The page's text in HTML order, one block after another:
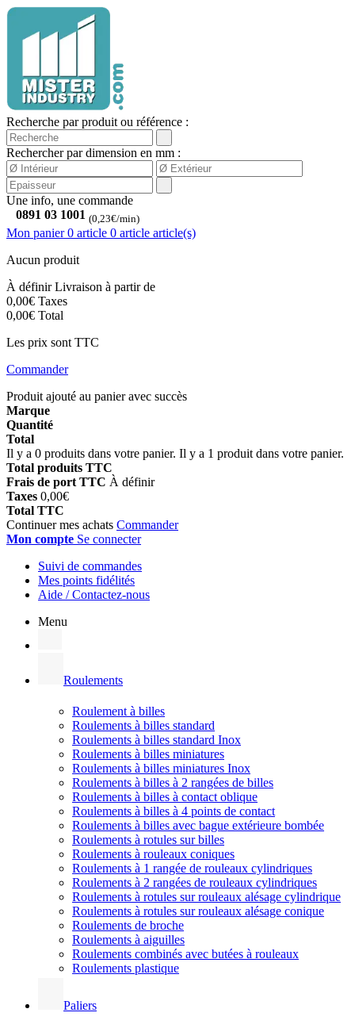
Recherche par produit ou référence :
Rechercher par dimension en mm :
Une info, une commande
0891 03 1001 (0,23€/min)
Mon panier 0 article 0 article article(s)
Aucun produit
À définirLivraison à partir de
0,00€ Taxes
0,00€ Total
Les prix sont TTC
Commander
Produit ajouté au panier avec succès
Marque
Quantité
Total
Il y a 0 produits dans votre panier. Il y a 1 produit dans votre panier.
Total produits TTC
Frais de port TTC À définir
Taxes 0,00€
Total TTC
Continuer mes achats Commander
Mon compte Se connecter
Suivi de commandes
Mes points fidélités
Aide / Contactez-nous
Menu
Roulements
Roulement à billes
Roulements à billes standard
Roulements à billes standard Inox
Roulements à billes miniatures
Roulements à billes miniatures Inox
Roulements à billes à 2 rangées de billes
Roulements à billes à contact oblique
Roulements à billes à 4 points de contact
Roulements à billes avec bague extérieure bombée
Roulements à rotules sur billes
Roulements à rouleaux coniques
Roulements à 1 rangée de rouleaux cylindriques
Roulements à 2 rangées de rouleaux cylindriques
Roulements à rotules sur rouleaux alésage cylindrique
Roulements à rotules sur rouleaux alésage conique
Roulements de broche
Roulements à aiguilles
Roulements combinés avec butées à rouleaux
Roulements plastique
Paliers